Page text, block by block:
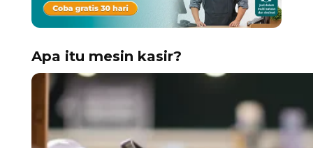
Apa itu mesin kasir?